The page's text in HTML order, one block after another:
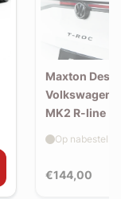
Maxton
Volkswagen
MK2 R-line |
€144,00
Op